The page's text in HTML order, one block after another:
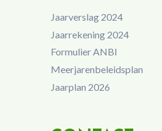
Jaarverslag 2024
Jaarrekening 2024
Formulier ANBI
Meerjarenbeleidsplan
Jaarplan 2026